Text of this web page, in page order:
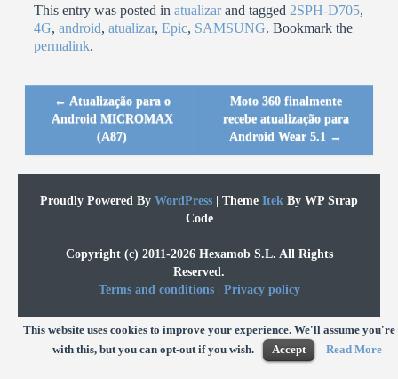
This entry was posted inatualizarand tagged 2SPH-D705,
4G,android,atualizar,Epic, SAMSUNG. Bookmark the
permalink.
Post navigation
← Atualização para o
Android MICROMAX
(A87)
Moto 360 finalmente
recebe atualização para
Android Wear 5.1 →
Proudly Powered By WordPress Theme Itek By WP Strap
Code
Copyright (c) 2011-2026 Hexamob S.L. All Rights
Reserved.
Terms and conditions| Privacy policy
This website uses cookies to improve your experience. We'll assume you're
with this, but you can opt-out if you wish.
Accept Read More